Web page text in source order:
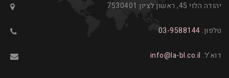
יהודה הלוי 45, ראשון לציון 7530401
טלפון. 03-9588144
דוא'ל. info@la-bl.co.il